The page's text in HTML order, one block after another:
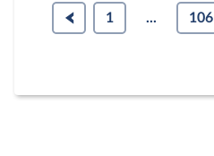
1 ... 106